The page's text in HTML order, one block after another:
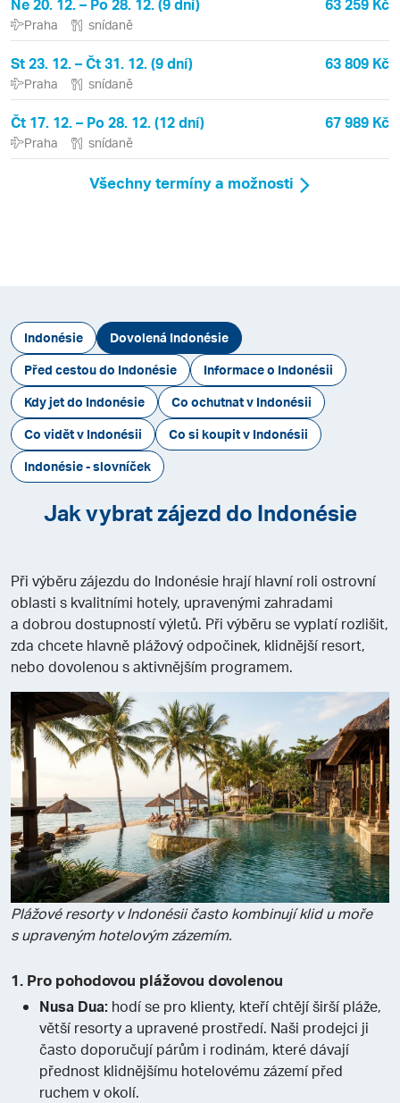
Ne 20. 12. – Po 28. 12. (9 dní) 63 259 Kč
Praha snídaně
St 23. 12. – Čt 31. 12. (9 dní) 63 809 Kč
Praha snídaně
Čt 17. 12. – Po 28. 12. (12 dní) 67 989 Kč
Praha snídaně
Všechny termíny a možnosti
Indonésie Dovolená Indonésie
Před cestou do Indonésie Informace o Indonésii
Kdy jet do Indonésie Co ochutnat v Indonésii
Co vidět v Indonésii Co si koupit v Indonésii
Indonésie - slovníček
Jak vybrat zájezd do Indonésie
Při výběru zájezdu do Indonésie hrají hlavní roli ostrovní
oblasti s kvalitními hotely, upravenými zahradami
a dobrou dostupností výletů. Při výběru se vyplatí rozlišit,
zda chcete hlavně plážový odpočinek, klidnější resort,
nebo dovolenou s aktivnějším programem.
Plážové resorty v Indonésii často kombinují klid u moře
s upraveným hotelovým zázemím.
1. Pro pohodovou plážovou dovolenou
Nusa Dua: hodí se pro klienty, kteří chtějí širší pláže,
větší resorty a upravené prostředí. Naši prodejci ji
často doporučují párům i rodinám, které dávají
přednost klidnějšímu hotelovému zázemí před
ruchem v okolí.